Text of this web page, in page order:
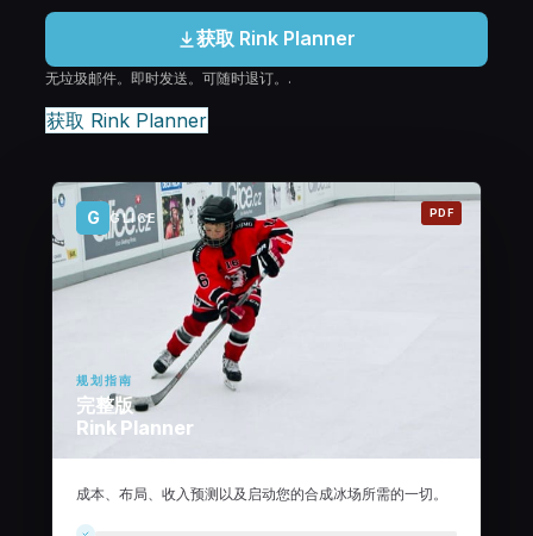
获取 Rink Planner
无垃圾邮件。即时发送。可随时退订。.
获取 Rink Planner
G GLICE
规划指南
完整版
Rink Planner
PDF
成本、布局、收入预测以及启动您的合成冰场所需的一切。